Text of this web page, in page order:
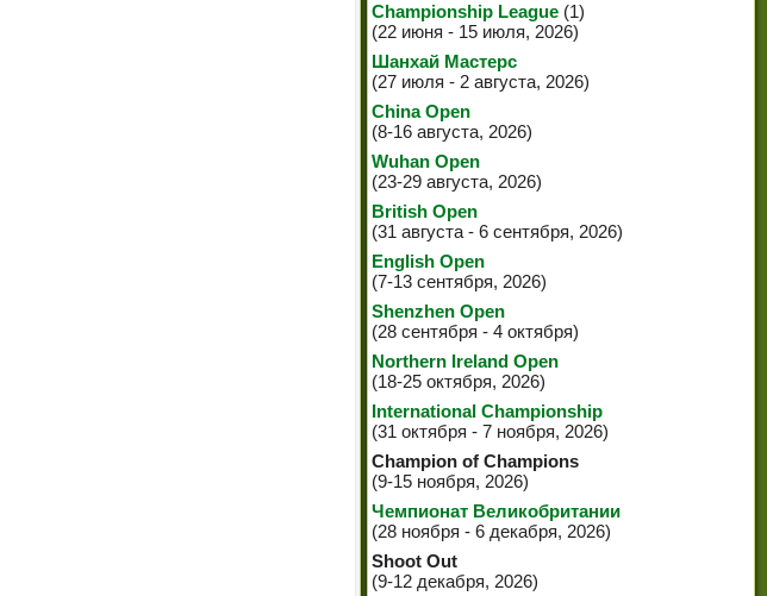
Championship League (1)
(22 июня - 15 июля, 2026)
Шанхай Мастерс
(27 июля - 2 августа, 2026)
China Open
(8-16 августа, 2026)
Wuhan Open
(23-29 августа, 2026)
British Open
(31 августа - 6 сентября, 2026)
English Open
(7-13 сентября, 2026)
Shenzhen Open
(28 сентября - 4 октября)
Northern Ireland Open
(18-25 октября, 2026)
International Championship
(31 октября - 7 ноября, 2026)
Champion of Champions
(9-15 ноября, 2026)
Чемпионат Великобритании
(28 ноября - 6 декабря, 2026)
Shoot Out
(9-12 декабря, 2026)